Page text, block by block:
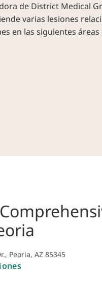
de District Medical
varias lesiones
en las siguientes
Peoria, AZ 85345